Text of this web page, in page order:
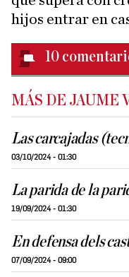
hijos entrar en
10
MÁS DE JAUME
Las carcajadas
03/10/2024 - 01:30
La parida de la
19/09/2024 - 01:30
En defensa dels
07/09/2024 - 09:00